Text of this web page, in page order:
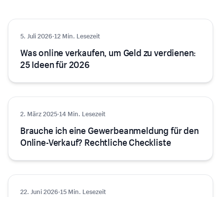
E-Commerce
5. Juli 2026·12 Min. Lesezeit
Was online verkaufen, um Geld zu verdienen:
25 Ideen für 2026
Ecommerce
2. März 2025·14 Min. Lesezeit
Brauche ich eine Gewerbeanmeldung für den
Online-Verkauf? Rechtliche Checkliste
E-Commerce
22. Juni 2026·15 Min. Lesezeit